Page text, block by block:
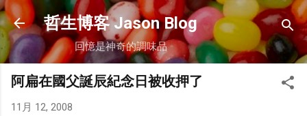
跳到主要內容
哲生博客 Jason Blog
回憶是神奇的調味品
阿扁在國父誕辰紀念日被收押了
11月 12, 2008